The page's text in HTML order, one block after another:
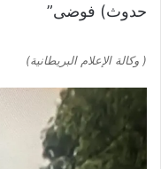
حدوث) فوضى”
( وكالة الإعلام البريطانية)